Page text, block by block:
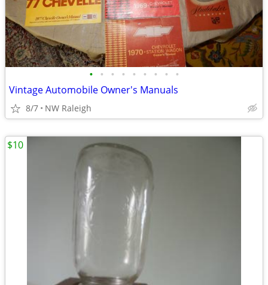
• • • • • • • • •
Vintage Automobile Owner's Manuals
8/7 NW Raleigh
$10